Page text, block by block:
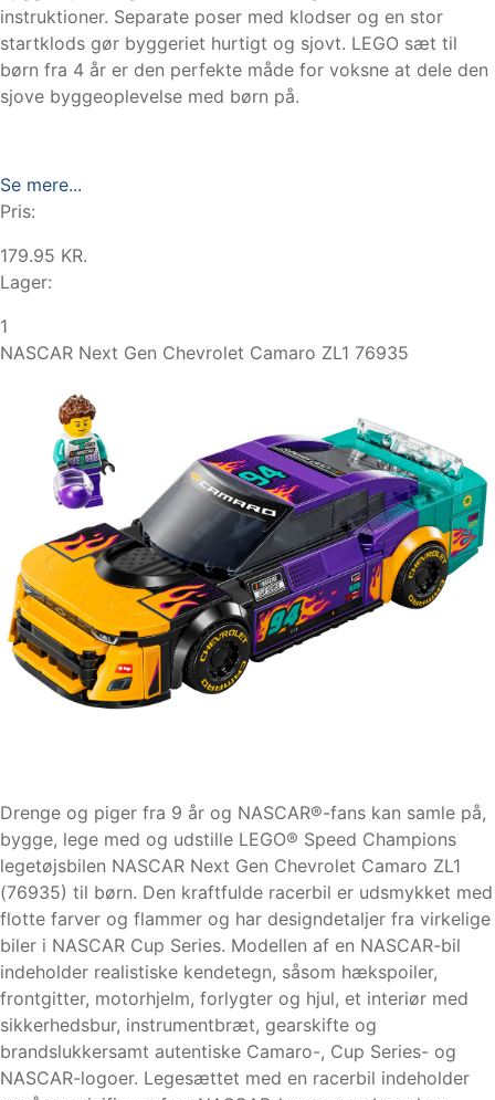
instruktioner. Separate poser med klodser og en stor
startklods gør byggeriet hurtigt og sjovt. LEGO sæt til
børn fra 4 år er den perfekte måde for voksne at dele den
sjove byggeoplevelse med børn på.
Se mere...
Pris:
179.95 KR.
Lager:
1
NASCAR Next Gen Chevrolet Camaro ZL1 76935
Drenge og piger fra 9 år og NASCAR®-fans kan samle på,
bygge, lege med og udstille LEGO® Speed Champions
legetøjsbilen NASCAR Next Gen Chevrolet Camaro ZL1
(76935) til børn. Den kraftfulde racerbil er udsmykket med
flotte farver og flammer og har designdetaljer fra virkelige
biler i NASCAR Cup Series. Modellen af en NASCAR-bil
indeholder realistiske kendetegn, såsom hækspoiler,
frontgitter, motorhjelm, forlygter og hjul, et interiør med
sikkerhedsbur, instrumentbræt, gearskifte og
brandslukkersamt autentiske Camaro-, Cup Series- og
NASCAR-logoer. Legesættet med en racerbil indeholder